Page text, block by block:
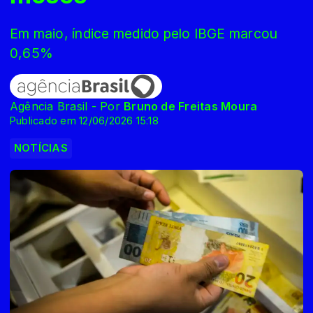
Em maio, índice medido pelo IBGE marcou
0,65%
Agência Brasil - Por Bruno de Freitas Moura
Publicado em 12/06/2026 15:18
NOTÍCIAS